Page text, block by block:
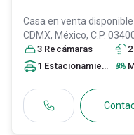
Casa en venta
CDMX, México, C.P.
3 Recámaras 2
1 Estacionamiento